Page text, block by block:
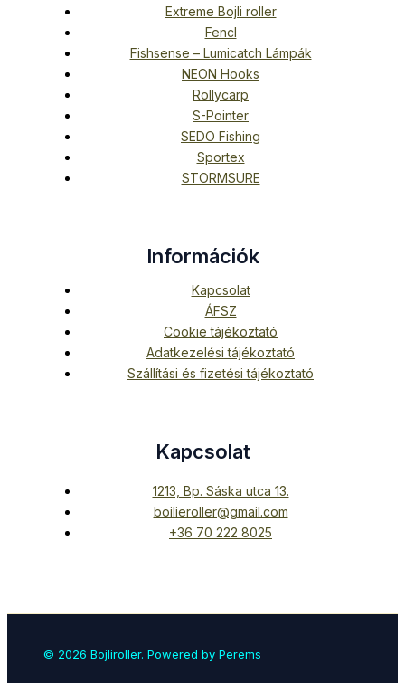
Extreme Bojli roller
Fencl
Fishsense – Lumicatch Lámpák
NEON Hooks
Rollycarp
S-Pointer
SEDO Fishing
Sportex
STORMSURE
Információk
Kapcsolat
ÁFSZ
Cookie tájékoztató
Adatkezelési tájékoztató
Szállítási és fizetési tájékoztató
Kapcsolat
1213, Bp. Sáska utca 13.
boilieroller@gmail.com
+36 70 222 8025
© 2026 Bojliroller. Powered by Perems